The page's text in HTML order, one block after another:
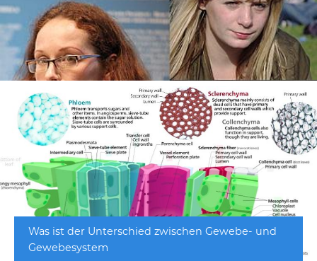
Was ist der Unterschied zwischen Gewebe- und
Gewebesystem